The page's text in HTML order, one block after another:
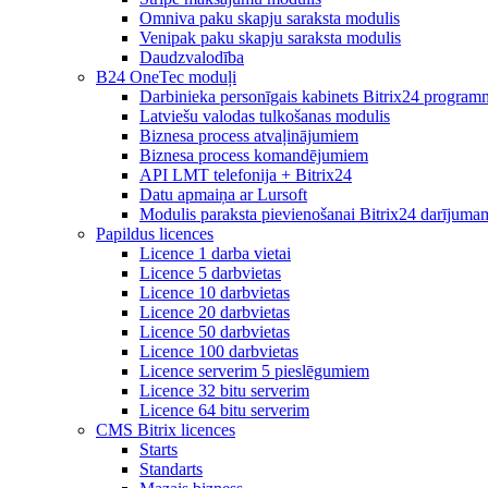
Omniva paku skapju saraksta modulis
Venipak paku skapju saraksta modulis
Daudzvalodība
B24 OneTec moduļi
Darbinieka personīgais kabinets Bitrix24
Latviešu valodas tulkošanas modulis
Biznesa process atvaļinājumiem
Biznesa process komandējumiem
API LMT telefonija + Bitrix24
Datu apmaiņa ar Lursoft
Modulis paraksta pievienošanai Bitrix24
Papildus licences
Licence 1 darba vietai
Licence 5 darbvietas
Licence 10 darbvietas
Licence 20 darbvietas
Licence 50 darbvietas
Licence 100 darbvietas
Licence serverim 5 pieslēgumiem
Licence 32 bitu serverim
Licence 64 bitu serverim
CMS Bitrix licences
Starts
Standarts